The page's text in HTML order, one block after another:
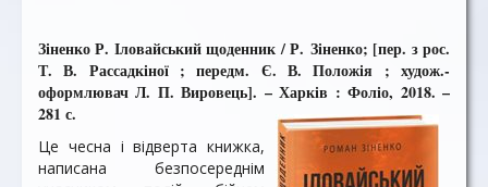
Зіненко Р. Іловайський щоденник / Р. Зіненко; [пер. з рос.
Т. В. Рассадкіної ; передм. Є. В. Положія ; худож.-
оформлювач Л. П. Вировець]. – Харків : Фоліо, 2018. –
281 с.
Це чесна і відверта книжка,
написана безпосереднім